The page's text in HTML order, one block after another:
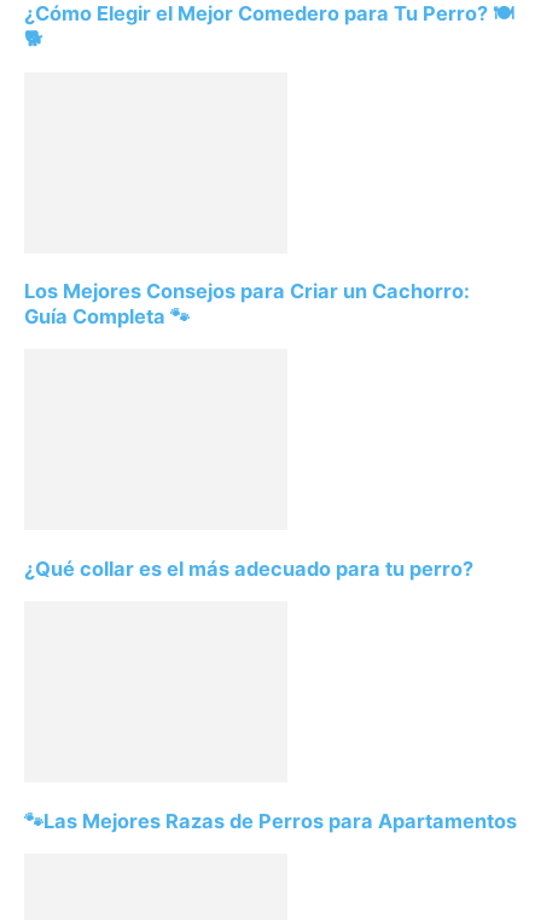
¿Cómo Elegir el Mejor Comedero para Tu Perro? 🍽️
🐕
Los Mejores Consejos para Criar un Cachorro:
Guía Completa 🐾
¿Qué collar es el más adecuado para tu perro?
🐾Las Mejores Razas de Perros para Apartamentos